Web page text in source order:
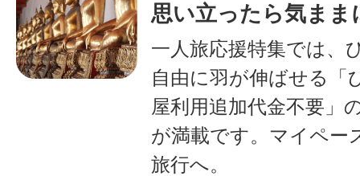
思い立ったら気まま
一人旅応援特集では、
自由に羽が伸ばせる「
屋利用追加代金不要」
が満載です。マイペー
旅行へ。